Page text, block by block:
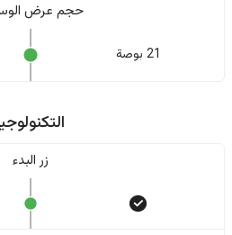
حجم عرض
21 بوصة
زر البدء